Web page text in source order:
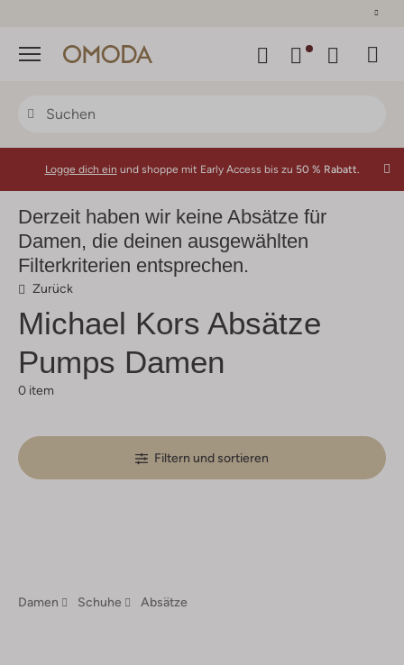
Menü
Logge dich ein und shoppe mit Early Access bis zu 50 % Rabatt.
Derzeit haben wir keine Absätze für
Damen, die deinen ausgewählten
Filterkriterien entsprechen.
Zurück
Michael Kors Absätze
Pumps Damen
0 item
Filtern und sortieren
Damen Schuhe Absätze